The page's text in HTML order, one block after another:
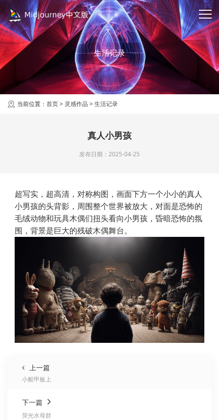
生活记录
当前位置： 首页> 灵感作品 >生活记录
真人小男孩
发布日期：2025-04-25
超写实，超高清，对称构图，画面下方一个小小的真人
小男孩的头背影，周围整个世界被放大，对面是恐怖的
毛绒动物和玩具木偶们扭头看向小男孩，昏暗恐怖的氛
围，背景是巨大的残破木偶舞台。
上一篇
小船甲板上
下一篇
荧光水母群